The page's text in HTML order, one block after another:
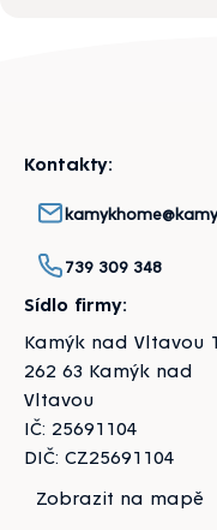
Kontakty:
739 309 348
Sídlo firmy:
Kamýk nad Vltavou
262 63 Kamýk nad
Vltavou
IČ: 25691104
DIČ: CZ25691104
Zobrazit na mapě